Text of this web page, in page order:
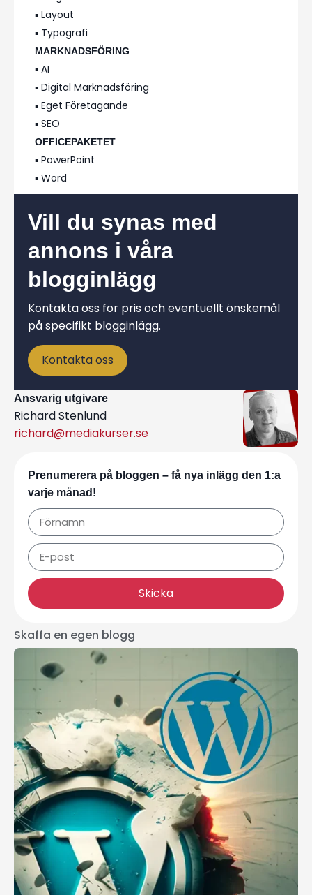
▪️ Layout
▪️ Typografi
MARKNADSFÖRING
▪️ AI
▪️ Digital Marknadsföring
▪️ Eget Företagande
▪️ SEO
OFFICEPAKETET
▪️ PowerPoint
▪️ Word
Vill du synas med
annons i våra
blogginlägg
Kontakta oss för pris och eventuellt önskemål
på specifikt blogginlägg.
Kontakta oss
Ansvarig utgivare
Richard Stenlund
richard@mediakurser.se
Prenumerera på bloggen – få nya inlägg den 1:a
varje månad!
Skicka
Skaffa en egen blogg